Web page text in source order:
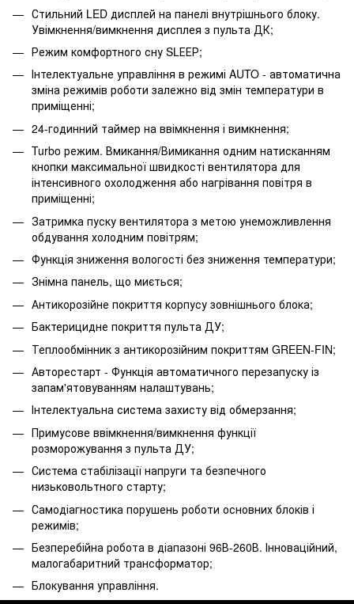
Стильний LED дисплей на панелі внутрішнього блоку.
Увімкнення/вимкнення дисплея з пульта ДК;
Режим комфортного сну SLЕЕР;
Інтелектуальне управління в режимі AUTO - автоматична
зміна режимів роботи залежно від змін температури в
приміщенні;
24-годинний таймер на ввімкнення і вимкнення;
Turbo режим. Вмикання/Вимикання одним натисканням
кнопки максимальної швидкості вентилятора для
інтенсивного охолодження або нагрівання повітря в
приміщенні;
Затримка пуску вентилятора з метою унеможливлення
обдування холодним повітрям;
Функція зниження вологості без зниження температури;
Знімна панель, що миється;
Антикорозійне покриття корпусу зовнішнього блока;
Бактерицидне покриття пульта ДУ;
Теплообмінник з антикорозійним покриттям GREEN-FIN;
Авторестарт - Функція автоматичного перезапуску із
запам'ятовуванням налаштувань;
Інтелектуальна система захисту від обмерзання;
Примусове ввімкнення/вимкнення функції
розморожування з пульта ДУ;
Система стабілізації напруги та безпечного
низьковольтного старту;
Самодіагностика порушень роботи основних блоків і
режимів;
Безперебійна робота в діапазоні 96В-260В. Інноваційний,
малогабаритний трансформатор;
Блокування управління.